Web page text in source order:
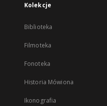
Kolekcje
Biblioteka
Filmoteka
Fonoteka
Historia Mówiona
Ikonografia